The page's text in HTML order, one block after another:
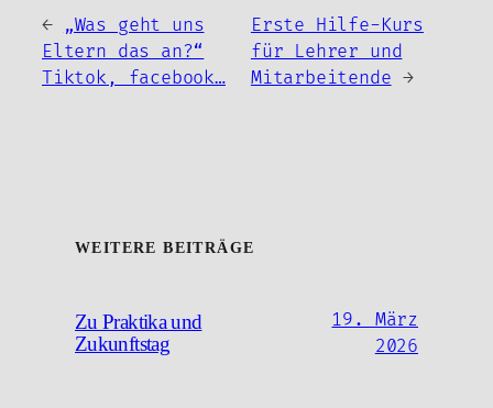
←
„Was geht uns
Eltern das an?“
Tiktok, facebook…
Erste Hilfe-Kurs
für Lehrer und
Mitarbeitende →
WEITERE BEITRÄGE
Zu Praktika und
Zukunftstag
19. März
2026